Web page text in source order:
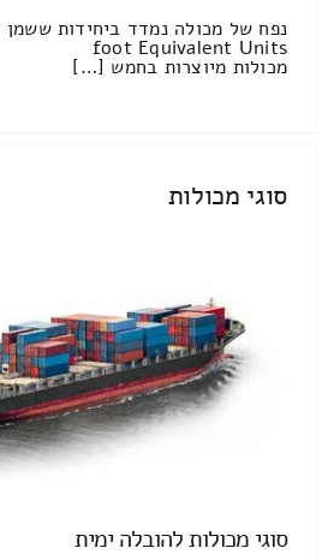
foot Equivalent Units
מכולות מיוצרות בחמש […]
סוגי מכולות
סוגי מכולות להובלה ימית